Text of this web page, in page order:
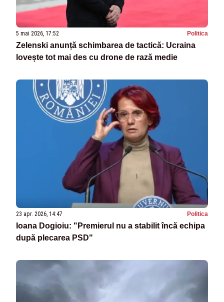
5 mai 2026, 17:52 Politica
Zelenski anunță schimbarea de tactică: Ucraina
lovește tot mai des cu drone de rază medie
23 apr. 2026, 14:47 Politica
Ioana Dogioiu: "Premierul nu a stabilit încă echipa
după plecarea PSD"